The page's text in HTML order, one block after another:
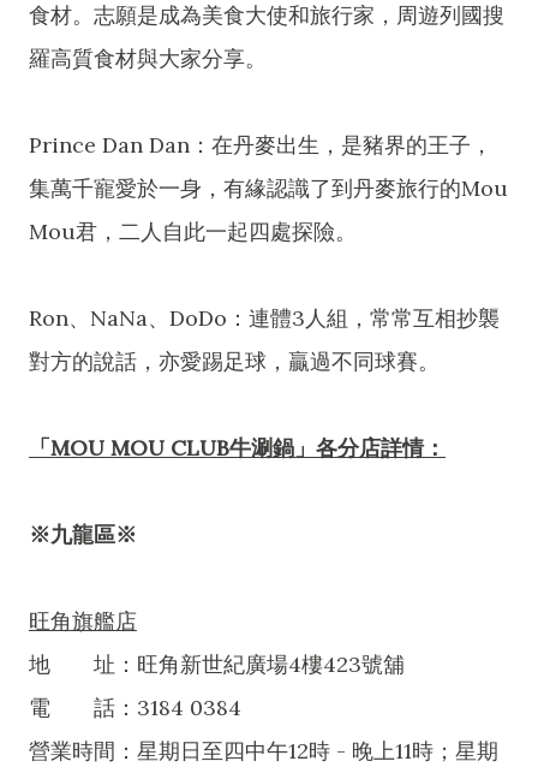
食材。志願是成為美食大使和旅行家，周遊列國搜
羅高質食材與大家分享。
Prince Dan Dan：在丹麥出生，是豬界的王子，
集萬千寵愛於一身，有緣認識了到丹麥旅行的Mou
Mou君，二人自此一起四處探險。
Ron、NaNa、DoDo：連體3人組，常常互相抄襲
對方的說話，亦愛踢足球，贏過不同球賽。
「MOU MOU CLUB牛涮鍋」各分店詳情：
※九龍區※
旺角旗艦店
地 址：旺角新世紀廣場4樓423號舖
電 話：3184 0384
營業時間：星期日至四中午12時 - 晚上11時；星期